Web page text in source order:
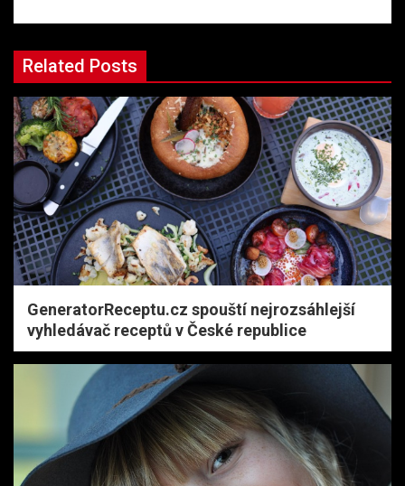
Related Posts
GeneratorReceptu.cz spouští nejrozsáhlejší
vyhledávač receptů v České republice